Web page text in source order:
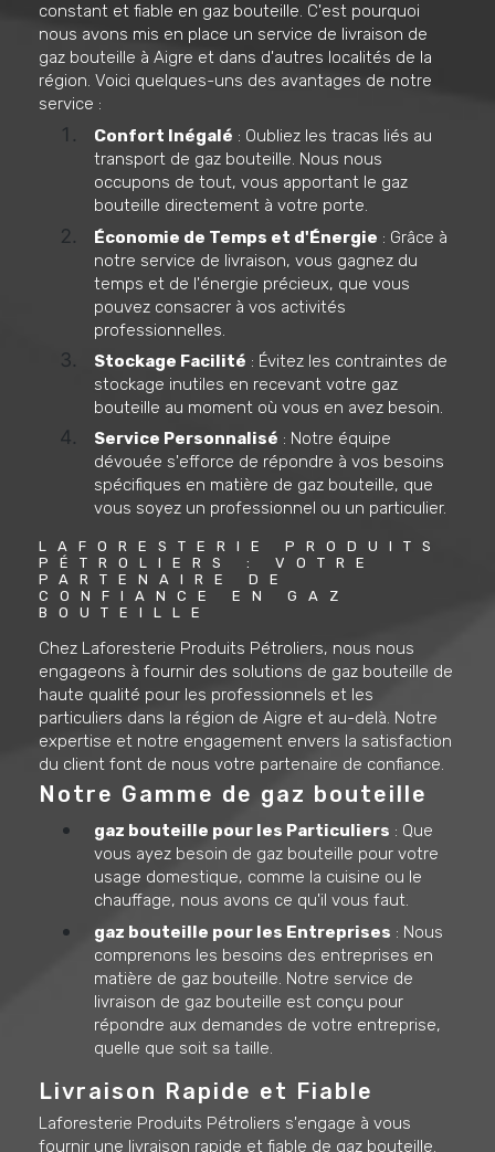
constant et fiable en gaz bouteille. C'est pourquoi
nous avons mis en place un service de livraison de
gaz bouteille à Aigre et dans d'autres localités de la
région. Voici quelques-uns des avantages de notre
service :
Confort Inégalé : Oubliez les tracas liés au
transport de gaz bouteille. Nous nous
occupons de tout, vous apportant le gaz
bouteille directement à votre porte.
Économie de Temps et d'Énergie : Grâce à
notre service de livraison, vous gagnez du
temps et de l'énergie précieux, que vous
pouvez consacrer à vos activités
professionnelles.
Stockage Facilité : Évitez les contraintes de
stockage inutiles en recevant votre gaz
bouteille au moment où vous en avez besoin.
Service Personnalisé : Notre équipe
dévouée s'efforce de répondre à vos besoins
spécifiques en matière de gaz bouteille, que
vous soyez un professionnel ou un particulier.
LAFORESTERIE PRODUITS
PÉTROLIERS : VOTRE
PARTENAIRE DE
CONFIANCE EN GAZ
BOUTEILLE
Chez Laforesterie Produits Pétroliers, nous nous
engageons à fournir des solutions de gaz bouteille de
haute qualité pour les professionnels et les
particuliers dans la région de Aigre et au-delà. Notre
expertise et notre engagement envers la satisfaction
du client font de nous votre partenaire de confiance.
Notre Gamme de gaz bouteille
gaz bouteille pour les Particuliers : Que
vous ayez besoin de gaz bouteille pour votre
usage domestique, comme la cuisine ou le
chauffage, nous avons ce qu'il vous faut.
gaz bouteille pour les Entreprises : Nous
comprenons les besoins des entreprises en
matière de gaz bouteille. Notre service de
livraison de gaz bouteille est conçu pour
répondre aux demandes de votre entreprise,
quelle que soit sa taille.
Livraison Rapide et Fiable
Laforesterie Produits Pétroliers s'engage à vous
fournir une livraison rapide et fiable de gaz bouteille.